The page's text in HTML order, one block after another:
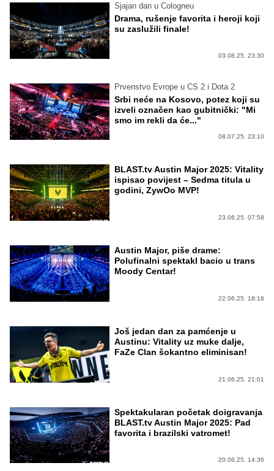
Sjajan dan u Cologneu
Drama, rušenje favorita i heroji koji
su zaslužili finale!
03.08.25. 23:30
Prvenstvo Evrope u CS 2 i Dota 2
Srbi neće na Kosovo, potez koji su
izveli označen kao gubitnički: "Mi
smo im rekli da će..."
08.07.25. 23:10
BLAST.tv Austin Major 2025: Vitality
ispisao povijest – Sedma titula u
godini, ZywOo MVP!
23.06.25. 07:58
Austin Major, piše drame:
Polufinalni spektakl bacio u trans
Moody Centar!
22.06.25. 18:16
Još jedan dan za pamćenje u
Austinu: Vitality uz muke dalje,
FaZe Clan šokantno eliminisan!
21.06.25. 21:01
Spektakularan početak doigravanja
BLAST.tv Austin Major 2025: Pad
favorita i brazilski vatromet!
20.06.25. 14:36